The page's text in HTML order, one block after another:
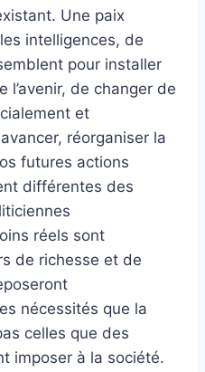
Une paix
intelligences, de
pour installer
l’avenir, de changer de
et
réorganiser la
futures actions
différentes des
réels sont
de richesse et de
nécessités que la
celles que des
imposer à la société.